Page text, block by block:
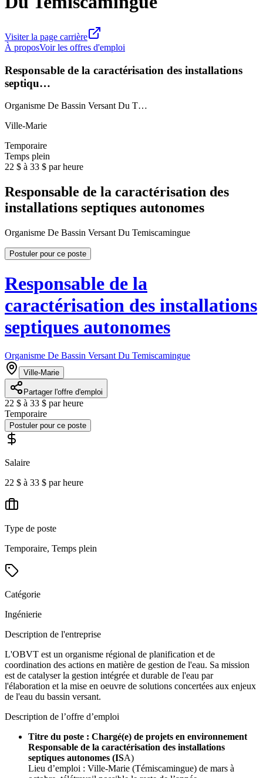
Visiter la page carrière
À proposVoir les offres d'emploi
Responsable de la caractérisation des installations
septiqu…
Organisme De Bassin Versant Du T…
Ville-Marie
Temporaire
Temps plein
22 $ à 33 $ par heure
Responsable de la caractérisation des
installations septiques autonomes
Organisme De Bassin Versant Du Temiscamingue
Postuler pour ce poste
Responsable de la
caractérisation des installations
septiques autonomes
Organisme De Bassin Versant Du Temiscamingue
Ville-Marie
Partager l'offre d'emploi
22 $ à 33 $ par heure
Temporaire
Postuler pour ce poste
Salaire
22 $ à 33 $ par heure
Type de poste
Temporaire, Temps plein
Catégorie
Ingénierie
Description de l'entreprise
L'OBVT est un organisme régional de planification et de
coordination des actions en matière de gestion de l'eau. Sa mission
est de catalyser la gestion intégrée et durable de l'eau par
l'élaboration et la mise en oeuvre de solutions concertées aux enjeux
de l'eau du bassin versant.
Description de l’offre d’emploi
Titre du poste : Chargé(e) de projets en environnement
Responsable de la caractérisation des installations
septiques autonomes (ISA)
Lieu d’emploi : Ville-Marie (Témiscamingue) de mars à